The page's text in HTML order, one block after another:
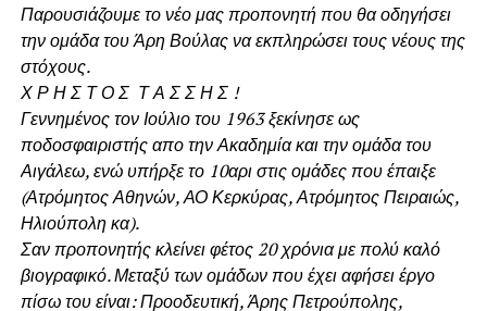
Παρουσιάζουμε το νέο μας προπονητή που θα οδηγήσει
την ομάδα του Άρη Βούλας να εκπληρώσει τους νέους της
στόχους.
Χ Ρ Η Σ Τ Ο Σ Τ Α Σ Σ Η Σ !
Γεννημένος τον Ιούλιο του 1963 ξεκίνησε ως
ποδοσφαιριστής απο την Ακαδημία και την ομάδα του
Αιγάλεω, ενώ υπήρξε το 10αρι στις ομάδες που έπαιξε
(Ατρόμητος Αθηνών, ΑΟ Κερκύρας, Ατρόμητος Πειραιώς,
Ηλιούπολη κα).
Σαν προπονητής κλείνει φέτος 20 χρόνια με πολύ καλό
βιογραφικό. Μεταξύ των ομάδων που έχει αφήσει έργο
πίσω του είναι: Προοδευτική, Άρης Πετρούπολης,